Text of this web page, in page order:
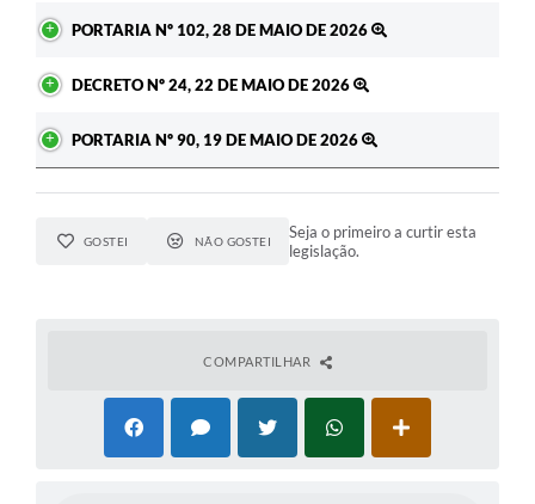
PORTARIA Nº 102, 28 DE MAIO DE 2026
DECRETO Nº 24, 22 DE MAIO DE 2026
PORTARIA Nº 90, 19 DE MAIO DE 2026
GOSTEI NÃO GOSTEI
Seja o primeiro a curtir esta
legislação.
COMPARTILHAR